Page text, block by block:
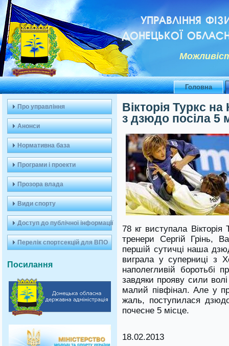
УПРАВЛІННЯ
ДОНЕЦЬКОЇ
Головна
Про управління
Анонси
Нормативна база
Програми і проекти
Прозора влада
Види спорту
Доступ до публічної інформації
Перелік спортсекцій для ВПО
Посилання
Вікторія Туркс
з дзюдо посіла 5
78 кг виступала
тренери Сергій Грінь,
першій сутичці наша
виграла у суперниці з
наполегливій боротьбі
завдяки прояву сили
малий півфінал. Але у
жаль, поступилася
почесне 5 місце.
18.02.2013